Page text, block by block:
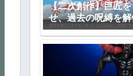
【二次創作】巨匠
せ、過去の呪縛を
―『果てしなきクリ
ット公開